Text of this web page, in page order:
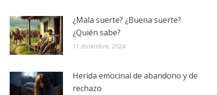
¿Mala suerte? ¿Buena suerte?
¿Quién sabe?
11 diciembre, 2024
Herida emocinal de abandono y de
rechazo